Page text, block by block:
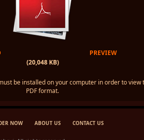
PREVIEW
(20,048 KB)
be installed on your computer in order to view
PDF format.
NOW ABOUT US CONTACT US